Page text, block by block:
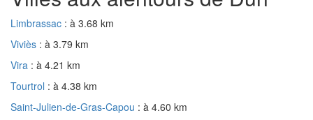
Limbrassac : à 3.68 km
Viviès : à 3.79 km
Vira : à 4.21 km
Tourtrol : à 4.38 km
Saint-Julien-de-Gras-Capou : à 4.60 km